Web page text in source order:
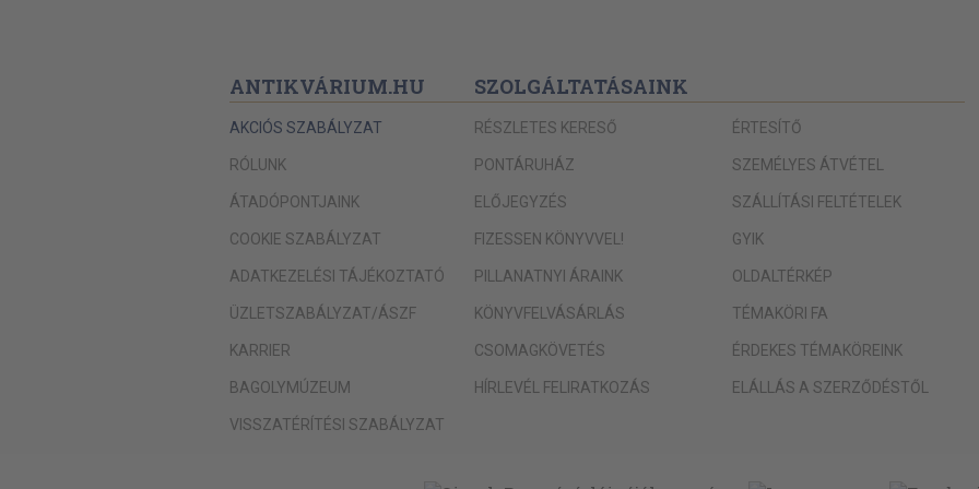
ANTIKVÁRIUM.HU
AKCIÓS SZABÁLYZAT
RÓLUNK
ÁTADÓPONTJAINK
COOKIE SZABÁLYZAT
ADATKEZELÉSI TÁJÉKOZTATÓ
ÜZLETSZABÁLYZAT/ÁSZF
KARRIER
BAGOLYMÚZEUM
VISSZATÉRÍTÉSI SZABÁLYZAT
SZOLGÁLTATÁSAINK
RÉSZLETES KERESŐ
PONTÁRUHÁZ
ELŐJEGYZÉS
FIZESSEN KÖNYVVEL!
PILLANATNYI ÁRAINK
KÖNYVFELVÁSÁRLÁS
CSOMAGKÖVETÉS
HÍRLEVÉL FELIRATKOZÁS
ÉRTESÍTŐ
SZEMÉLYES ÁTVÉTEL
SZÁLLÍTÁSI FELTÉTELEK
GYIK
OLDALTÉRKÉP
TÉMAKÖRI FA
ÉRDEKES TÉMAKÖREINK
ELÁLLÁS A SZERZŐDÉSTŐL